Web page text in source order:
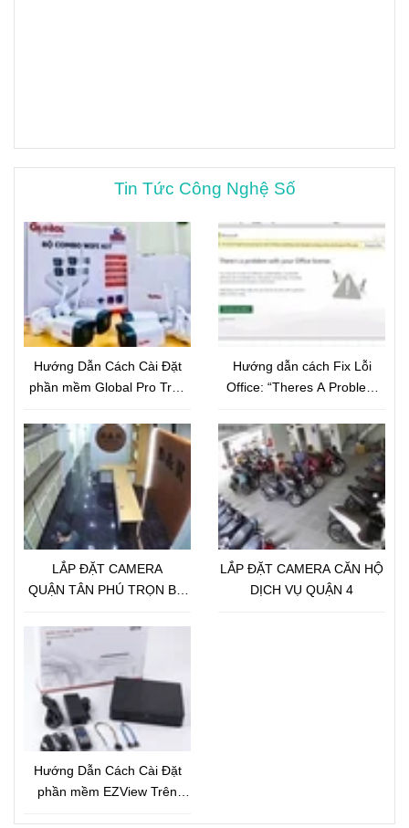
Tin Tức Công Nghệ Số
Hướng Dẫn Cách Cài Đặt
phần mềm Global Pro Trên
Hướng dẫn cách Fix Lỗi
Office: “Theres A Problem
LẮP ĐẶT CAMERA
QUẬN TÂN PHÚ TRỌN BỘ
Megapixel
LẮP ĐẶT CAMERA CĂN HỘ
DỊCH VỤ QUẬN 4
Hướng Dẫn Cách Cài Đặt
phần mềm EZView Trên